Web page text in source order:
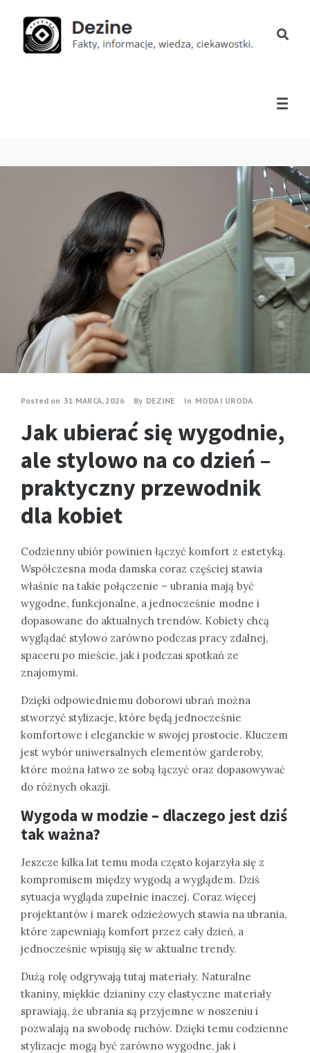
Posted on 31 MARCA, 2026 By DEZINE In MODA I URODA
Jak ubierać się wygodnie,
ale stylowo na co dzień –
praktyczny przewodnik
dla kobiet
Codzienny ubiór powinien łączyć komfort z estetyką.
Współczesna moda damska coraz częściej stawia
właśnie na takie połączenie – ubrania mają być
wygodne, funkcjonalne, a jednocześnie modne i
dopasowane do aktualnych trendów. Kobiety chcą
wyglądać stylowo zarówno podczas pracy zdalnej,
spaceru po mieście, jak i podczas spotkań ze
znajomymi.
Dzięki odpowiedniemu doborowi ubrań można
stworzyć stylizacje, które będą jednocześnie
komfortowe i eleganckie w swojej prostocie. Kluczem
jest wybór uniwersalnych elementów garderoby,
które można łatwo ze sobą łączyć oraz dopasowywać
do różnych okazji.
Wygoda w modzie – dlaczego jest dziś
tak ważna?
Jeszcze kilka lat temu moda często kojarzyła się z
kompromisem między wygodą a wyglądem. Dziś
sytuacja wygląda zupełnie inaczej. Coraz więcej
projektantów i marek odzieżowych stawia na ubrania,
które zapewniają komfort przez cały dzień, a
jednocześnie wpisują się w aktualne trendy.
Dużą rolę odgrywają tutaj materiały. Naturalne
tkaniny, miękkie dzianiny czy elastyczne materiały
sprawiają, że ubrania są przyjemne w noszeniu i
pozwalają na swobodę ruchów. Dzięki temu codzienne
stylizacje mogą być zarówno wygodne, jak i